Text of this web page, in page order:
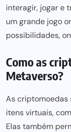
interagir, jogar e
um grande jogo
possibilidades,
Como as
Metaverso?
As criptomoedas
itens virtuais,
Elas também